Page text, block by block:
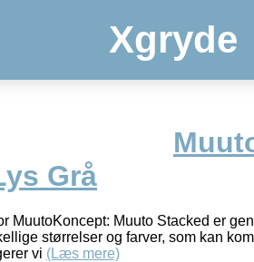
Xgryde
Grå
MuutoKoncept: Muuto Stacked er
størrelser og farver, som kan
vi (Læs mere)